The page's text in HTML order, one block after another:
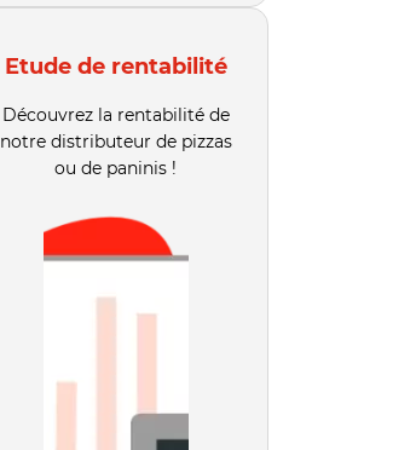
Etude de rentabilité
Découvrez la rentabilité de
notre distributeur de pizzas
ou de paninis !